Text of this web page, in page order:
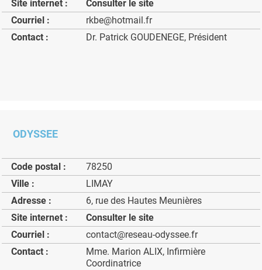
Site internet :
Consulter le site
Courriel :
rkbe@hotmail.fr
Contact :
Dr. Patrick GOUDENEGE, Président
ODYSSEE
Code postal :
78250
Ville :
LIMAY
Adresse :
6, rue des Hautes Meunières
Site internet :
Consulter le site
Courriel :
contact@reseau-odyssee.fr
Contact :
Mme. Marion ALIX, Infirmière
Coordinatrice